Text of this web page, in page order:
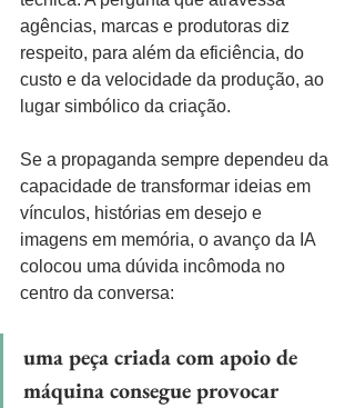
agências, marcas e produtoras diz
respeito, para além da eficiência, do
custo e da velocidade da produção, ao
lugar simbólico da criação.
Se a propaganda sempre dependeu da
capacidade de transformar ideias em
vínculos, histórias em desejo e
imagens em memória, o avanço da IA
colocou uma dúvida incômoda no
centro da conversa:
uma peça criada com apoio de
máquina consegue provocar